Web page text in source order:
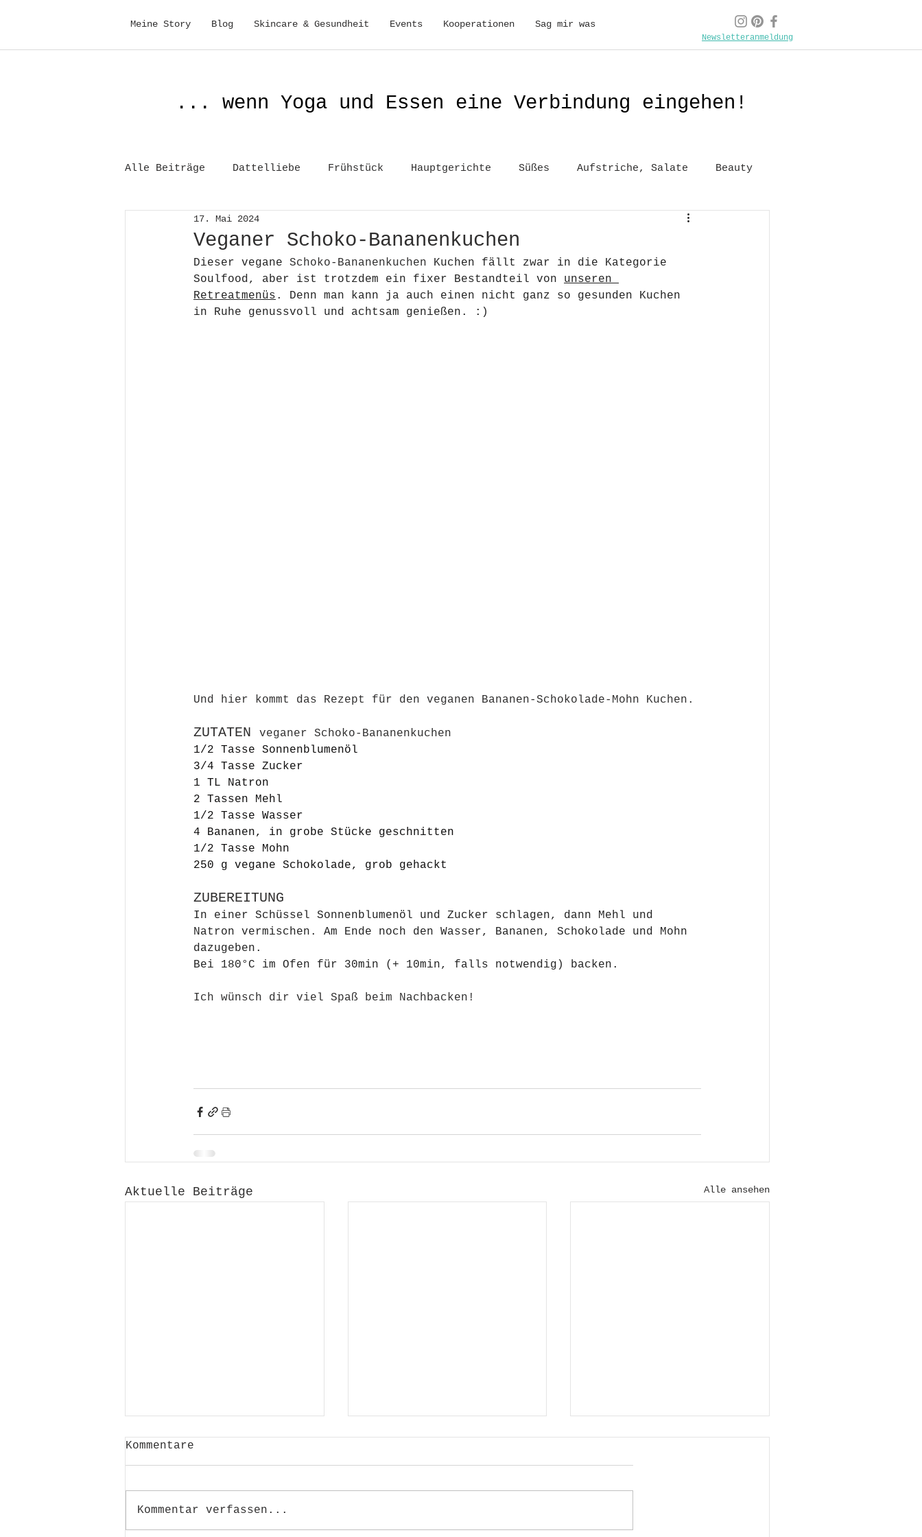
Meine Story Blog Skincare & Gesundheit Events Kooperationen Sag mir was
Newsletteranmeldung
... wenn Yoga und Essen eine Verbindung eingehen!
Alle Beiträge Dattelliebe Frühstück Hauptgerichte Süßes Aufstriche, Salate Beauty
Gesundheit
Veganer Schoko-Bananenkuchen
17. Mai 2024
Dieser vegane Schoko-Bananenkuchen Kuchen fällt zwar in die Kategorie
Soulfood, aber ist trotzdem ein fixer Bestandteil von unseren
Retreatmenüs . Denn man kann ja auch einen nicht ganz so gesunden Kuchen
in Ruhe genussvoll und achtsam genießen. :)
Und hier kommt das Rezept für den veganen Bananen-Schokolade-Mohn Kuchen.
ZUTATEN
veganer Schoko-Bananenkuchen
1/2 Tasse Sonnenblumenöl
3/4 Tasse Zucker
1 TL Natron
2 Tassen Mehl
1/2 Tasse Wasser
4 Bananen, in grobe Stücke geschnitten
1/2 Tasse Mohn
250 g vegane Schokolade, grob gehackt
ZUBEREITUNG
In einer Schüssel Sonnenblumenöl und Zucker schlagen, dann Mehl und
Natron vermischen. Am Ende noch den Wasser, Bananen, Schokolade und Mohn
dazugeben.
Bei 180°C im Ofen für 30min (+ 10min, falls notwendig) backen.
Ich wünsch dir viel Spaß beim Nachbacken!
Aktuelle Beiträge Alle ansehen
Kommentare
Kommentar verfassen...